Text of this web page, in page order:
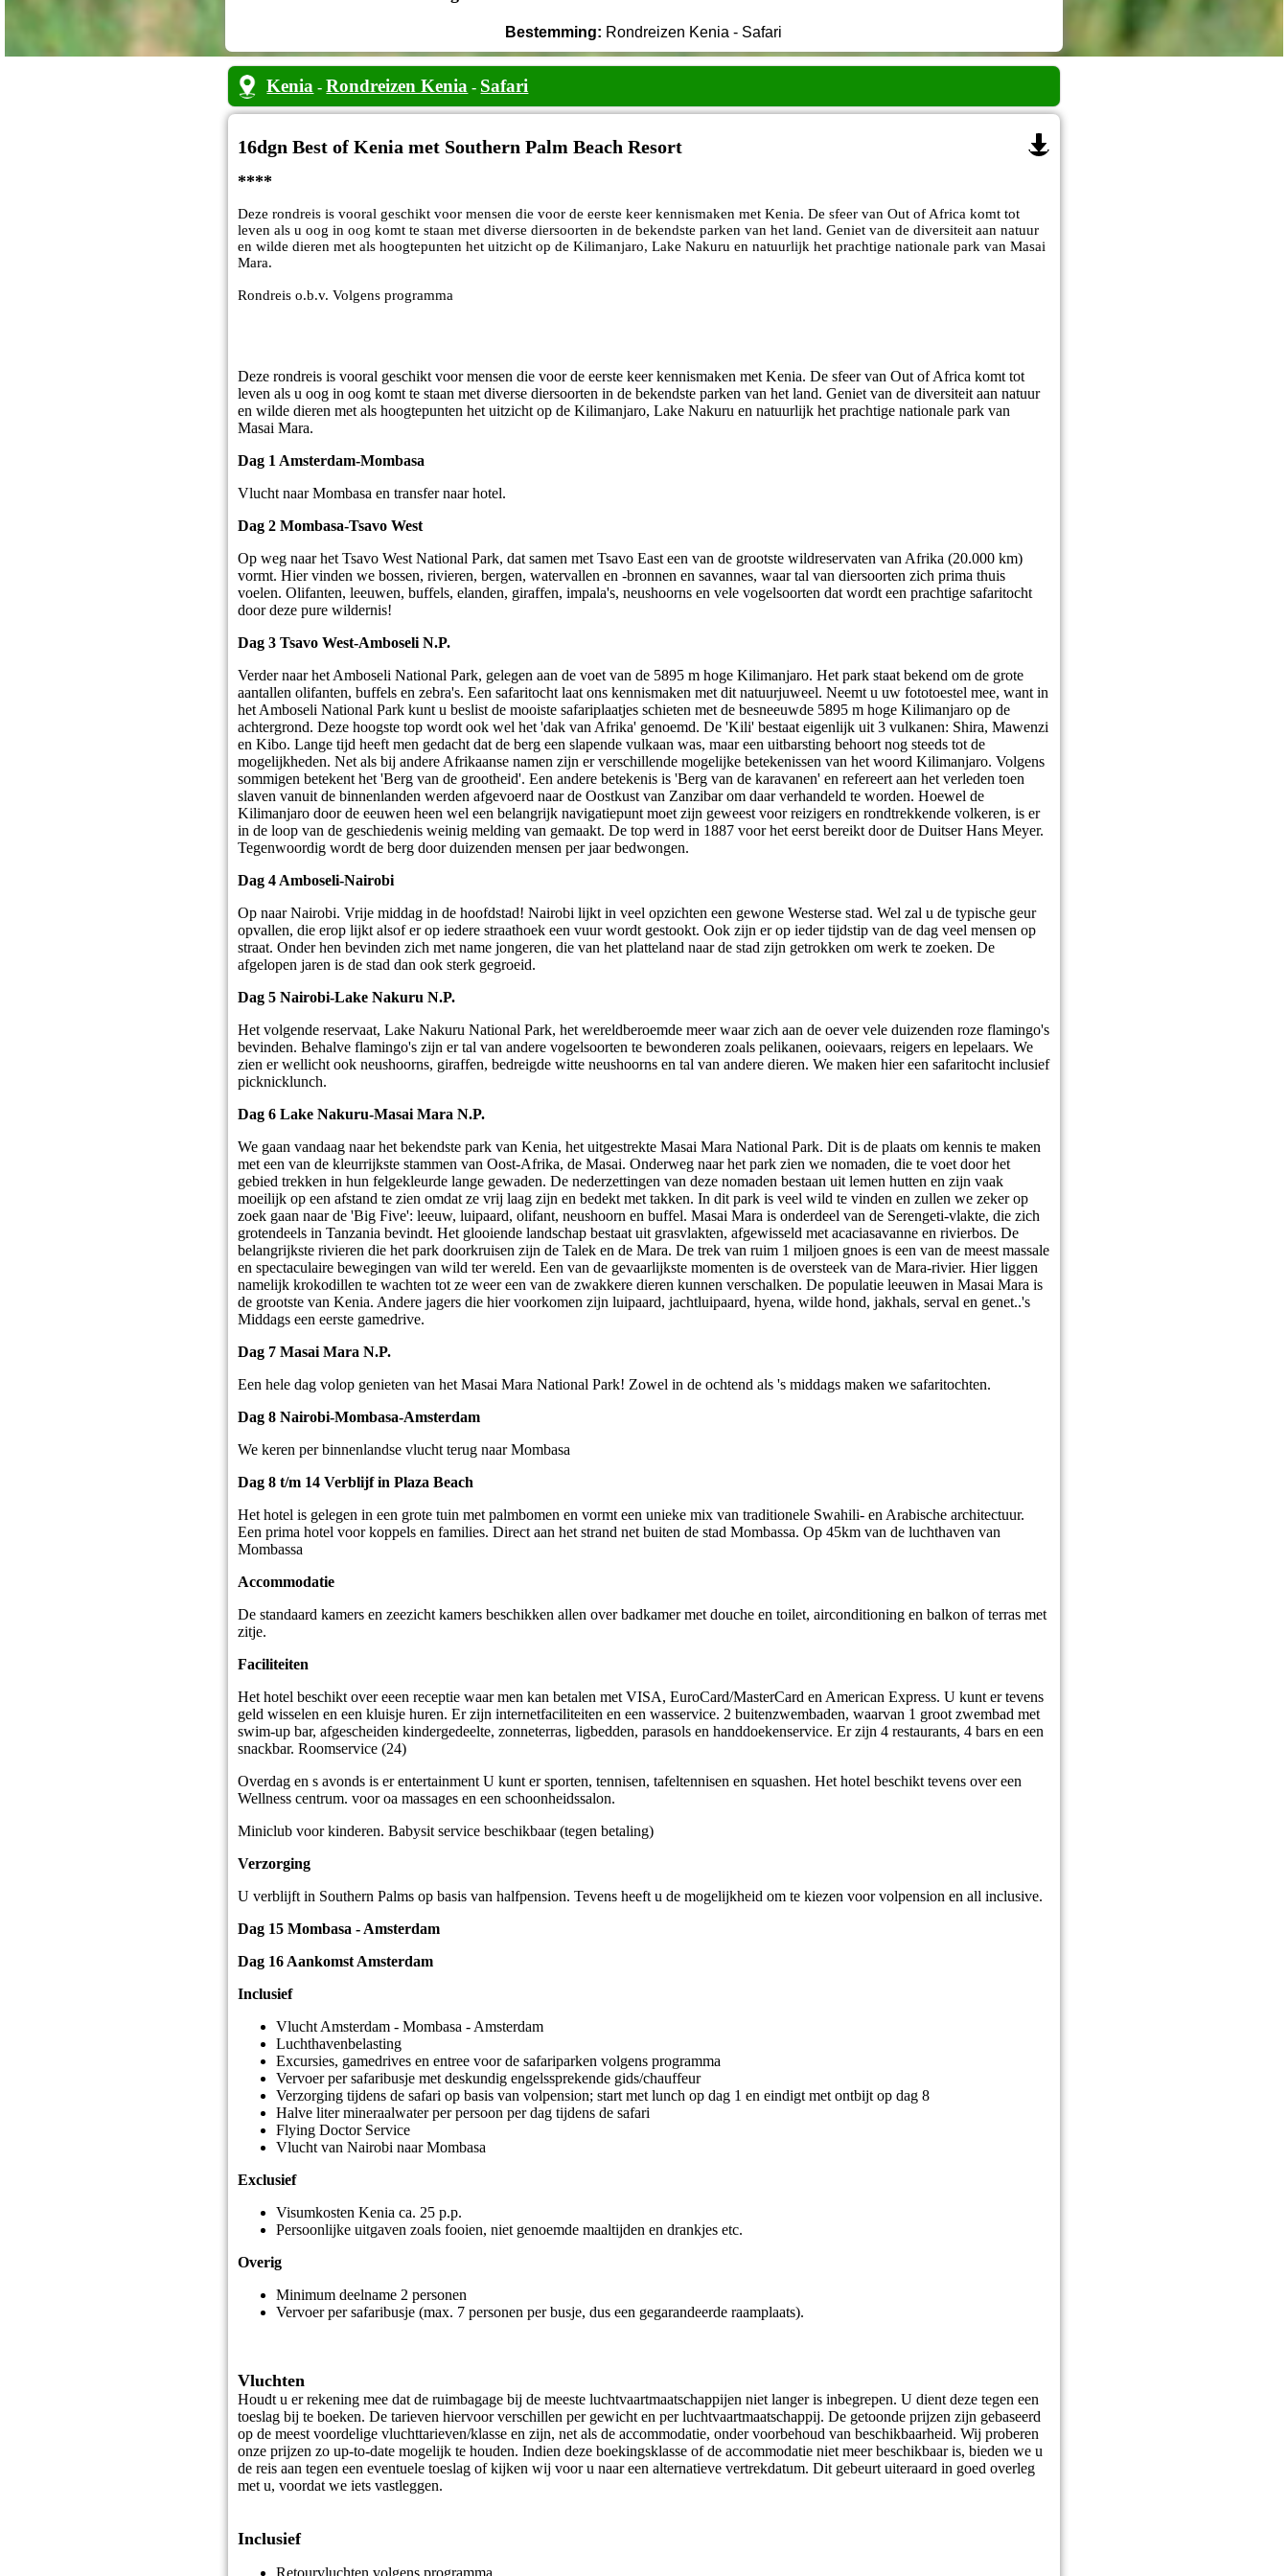
Bestemming: Rondreizen Kenia - Safari
Kenia - Rondreizen Kenia - Safari
16dgn Best of Kenia met Southern Palm Beach Resort
****
Deze rondreis is vooral geschikt voor mensen die voor de eerste keer kennismaken met Kenia. De sfeer van Out of Africa komt tot
leven als u oog in oog komt te staan met diverse diersoorten in de bekendste parken van het land. Geniet van de diversiteit aan natuur
en wilde dieren met als hoogtepunten het uitzicht op de Kilimanjaro, Lake Nakuru en natuurlijk het prachtige nationale park van Masai
Mara.
Rondreis o.b.v. Volgens programma
Deze rondreis is vooral geschikt voor mensen die voor de eerste keer kennismaken met Kenia. De sfeer van Out of Africa komt tot
leven als u oog in oog komt te staan met diverse diersoorten in de bekendste parken van het land. Geniet van de diversiteit aan natuur
en wilde dieren met als hoogtepunten het uitzicht op de Kilimanjaro, Lake Nakuru en natuurlijk het prachtige nationale park van
Masai Mara.
Dag 1 Amsterdam-Mombasa
Vlucht naar Mombasa en transfer naar hotel.
Dag 2 Mombasa-Tsavo West
Op weg naar het Tsavo West National Park, dat samen met Tsavo East een van de grootste wildreservaten van Afrika (20.000 km)
vormt. Hier vinden we bossen, rivieren, bergen, watervallen en -bronnen en savannes, waar tal van diersoorten zich prima thuis
voelen. Olifanten, leeuwen, buffels, elanden, giraffen, impala's, neushoorns en vele vogelsoorten dat wordt een prachtige safaritocht
door deze pure wildernis!
Dag 3 Tsavo West-Amboseli N.P.
Verder naar het Amboseli National Park, gelegen aan de voet van de 5895 m hoge Kilimanjaro. Het park staat bekend om de grote
aantallen olifanten, buffels en zebra's. Een safaritocht laat ons kennismaken met dit natuurjuweel. Neemt u uw fototoestel mee, want in
het Amboseli National Park kunt u beslist de mooiste safariplaatjes schieten met de besneeuwde 5895 m hoge Kilimanjaro op de
achtergrond. Deze hoogste top wordt ook wel het 'dak van Afrika' genoemd. De 'Kili' bestaat eigenlijk uit 3 vulkanen: Shira, Mawenzi
en Kibo. Lange tijd heeft men gedacht dat de berg een slapende vulkaan was, maar een uitbarsting behoort nog steeds tot de
mogelijkheden. Net als bij andere Afrikaanse namen zijn er verschillende mogelijke betekenissen van het woord Kilimanjaro. Volgens
sommigen betekent het 'Berg van de grootheid'. Een andere betekenis is 'Berg van de karavanen' en refereert aan het verleden toen
slaven vanuit de binnenlanden werden afgevoerd naar de Oostkust van Zanzibar om daar verhandeld te worden. Hoewel de
Kilimanjaro door de eeuwen heen wel een belangrijk navigatiepunt moet zijn geweest voor reizigers en rondtrekkende volkeren, is er
in de loop van de geschiedenis weinig melding van gemaakt. De top werd in 1887 voor het eerst bereikt door de Duitser Hans Meyer.
Tegenwoordig wordt de berg door duizenden mensen per jaar bedwongen.
Dag 4 Amboseli-Nairobi
Op naar Nairobi. Vrije middag in de hoofdstad! Nairobi lijkt in veel opzichten een gewone Westerse stad. Wel zal u de typische geur
opvallen, die erop lijkt alsof er op iedere straathoek een vuur wordt gestookt. Ook zijn er op ieder tijdstip van de dag veel mensen op
straat. Onder hen bevinden zich met name jongeren, die van het platteland naar de stad zijn getrokken om werk te zoeken. De
afgelopen jaren is de stad dan ook sterk gegroeid.
Dag 5 Nairobi-Lake Nakuru N.P.
Het volgende reservaat, Lake Nakuru National Park, het wereldberoemde meer waar zich aan de oever vele duizenden roze flamingo's
bevinden. Behalve flamingo's zijn er tal van andere vogelsoorten te bewonderen zoals pelikanen, ooievaars, reigers en lepelaars. We
zien er wellicht ook neushoorns, giraffen, bedreigde witte neushoorns en tal van andere dieren. We maken hier een safaritocht inclusief
picknicklunch.
Dag 6 Lake Nakuru-Masai Mara N.P.
We gaan vandaag naar het bekendste park van Kenia, het uitgestrekte Masai Mara National Park. Dit is de plaats om kennis te maken
met een van de kleurrijkste stammen van Oost-Afrika, de Masai. Onderweg naar het park zien we nomaden, die te voet door het
gebied trekken in hun felgekleurde lange gewaden. De nederzettingen van deze nomaden bestaan uit lemen hutten en zijn vaak
moeilijk op een afstand te zien omdat ze vrij laag zijn en bedekt met takken. In dit park is veel wild te vinden en zullen we zeker op
zoek gaan naar de 'Big Five': leeuw, luipaard, olifant, neushoorn en buffel. Masai Mara is onderdeel van de Serengeti-vlakte, die zich
grotendeels in Tanzania bevindt. Het glooiende landschap bestaat uit grasvlakten, afgewisseld met acaciasavanne en rivierbos. De
belangrijkste rivieren die het park doorkruisen zijn de Talek en de Mara. De trek van ruim 1 miljoen gnoes is een van de meest massale
en spectaculaire bewegingen van wild ter wereld. Een van de gevaarlijkste momenten is de oversteek van de Mara-rivier. Hier liggen
namelijk krokodillen te wachten tot ze weer een van de zwakkere dieren kunnen verschalken. De populatie leeuwen in Masai Mara is
de grootste van Kenia. Andere jagers die hier voorkomen zijn luipaard, jachtluipaard, hyena, wilde hond, jakhals, serval en genet..'s
Middags een eerste gamedrive.
Dag 7 Masai Mara N.P.
Een hele dag volop genieten van het Masai Mara National Park! Zowel in de ochtend als 's middags maken we safaritochten.
Dag 8 Nairobi-Mombasa-Amsterdam
We keren per binnenlandse vlucht terug naar Mombasa
Dag 8 t/m 14 Verblijf in Plaza Beach
Het hotel is gelegen in een grote tuin met palmbomen en vormt een unieke mix van traditionele Swahili- en Arabische architectuur.
Een prima hotel voor koppels en families. Direct aan het strand net buiten de stad Mombassa. Op 45km van de luchthaven van
Mombassa
Accommodatie
De standaard kamers en zeezicht kamers beschikken allen over badkamer met douche en toilet, airconditioning en balkon of terras met
zitje.
Faciliteiten
Het hotel beschikt over eeen receptie waar men kan betalen met VISA, EuroCard/MasterCard en American Express. U kunt er tevens
geld wisselen en een kluisje huren. Er zijn internetfaciliteiten en een wasservice. 2 buitenzwembaden, waarvan 1 groot zwembad met
swim-up bar, afgescheiden kindergedeelte, zonneterras, ligbedden, parasols en handdoekenservice. Er zijn 4 restaurants, 4 bars en een
snackbar. Roomservice (24)
Overdag en s avonds is er entertainment U kunt er sporten, tennisen, tafeltennisen en squashen. Het hotel beschikt tevens over een
Wellness centrum. voor oa massages en een schoonheidssalon.
Miniclub voor kinderen. Babysit service beschikbaar (tegen betaling)
Verzorging
U verblijft in Southern Palms op basis van halfpension. Tevens heeft u de mogelijkheid om te kiezen voor volpension en all inclusive.
Dag 15 Mombasa - Amsterdam
Dag 16 Aankomst Amsterdam
Inclusief
Vlucht Amsterdam - Mombasa - Amsterdam
Luchthavenbelasting
Excursies, gamedrives en entree voor de safariparken volgens programma
Vervoer per safaribusje met deskundig engelssprekende gids/chauffeur
Verzorging tijdens de safari op basis van volpension; start met lunch op dag 1 en eindigt met ontbijt op dag 8
Halve liter mineraalwater per persoon per dag tijdens de safari
Flying Doctor Service
Vlucht van Nairobi naar Mombasa
Exclusief
Visumkosten Kenia ca. 25 p.p.
Persoonlijke uitgaven zoals fooien, niet genoemde maaltijden en drankjes etc.
Overig
Minimum deelname 2 personen
Vervoer per safaribusje (max. 7 personen per busje, dus een gegarandeerde raamplaats).
Vluchten
Houdt u er rekening mee dat de ruimbagage bij de meeste luchtvaartmaatschappijen niet langer is inbegrepen. U dient deze tegen een
toeslag bij te boeken. De tarieven hiervoor verschillen per gewicht en per luchtvaartmaatschappij. De getoonde prijzen zijn gebaseerd
op de meest voordelige vluchttarieven/klasse en zijn, net als de accommodatie, onder voorbehoud van beschikbaarheid. Wij proberen
onze prijzen zo up-to-date mogelijk te houden. Indien deze boekingsklasse of de accommodatie niet meer beschikbaar is, bieden we u
de reis aan tegen een eventuele toeslag of kijken wij voor u naar een alternatieve vertrekdatum. Dit gebeurt uiteraard in goed overleg
met u, voordat we iets vastleggen.
Inclusief
Retourvluchten volgens programma